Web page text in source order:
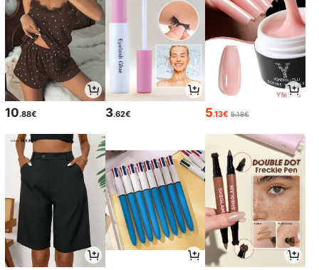
10.88€ 3.62€ 5.13€ 5.18€